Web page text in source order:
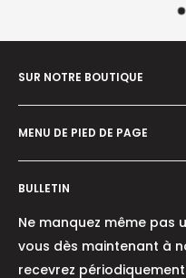
SUR NOTRE BOUTIQUE
Notre objectif est d'être
les experts de l'industrie
/ machines pour le
l'agriculture ainsi que
Notre objectif est
MENU DE PIED DE PAGE
À proximité
Chi siamo
Où nous sommes
Contacts
Conditions générales
BULLETIN
Ne manquez même pas
vous dès maintenant à
recevrez